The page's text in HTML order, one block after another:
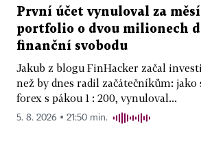
První účet vynuloval za
portfolio o dvou milionech
finanční svobodu
Jakub z blogu FinHacker začal
než by dnes radil začátečníkům:
forex s pákou 1 : 200, vynuloval...
5. 8. 2026 ▪ 21:50 min.